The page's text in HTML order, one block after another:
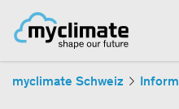
myclimate Schweiz